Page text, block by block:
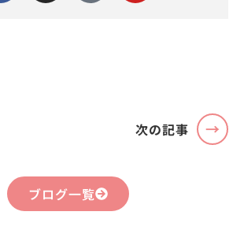
次の記事
ブログ一覧